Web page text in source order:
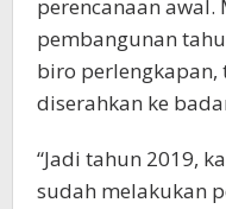
perencanaan awal.
pembangunan
biro perlengkapan,
diserahkan ke
“Jadi tahun 2019,
sudah melakukan